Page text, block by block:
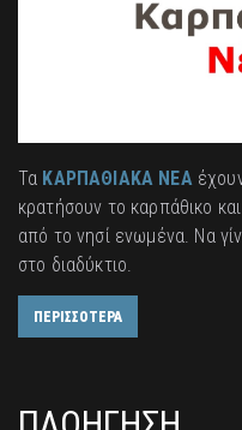
Τα ΚΑΡΠΑΘΙΑΚΑ ΝΕΑ
κρατήσουν το καρπάθικο
από το νησί ενωμένα. Να
στο διαδύκτιο.
ΠΕΡΙΣΣΟΤΕΡΑ